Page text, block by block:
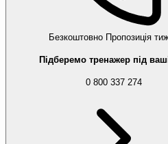
Безкоштовно Пропозиція
Підберемо тренажер під
0 800 337 274